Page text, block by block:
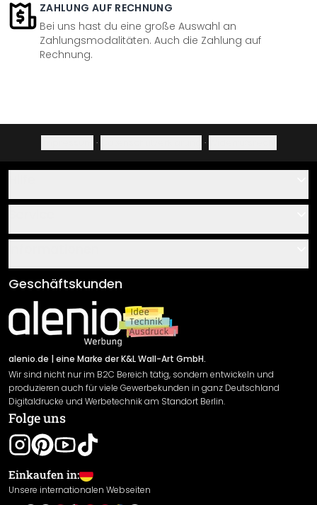
ZAHLUNG AUF RECHNUNG
Bei uns hast du eine große Auswahl an
Zahlungsmodalitäten. Auch die Zahlung auf
Rechnung.
· ·
Über uns
Klebe- und Montageanleitungen
Newsletter An-/Abmeldung
Sendungsverfolgung
AGB
Impressum
Versand & Zahlung
Rücksendung
Widerrufsrecht
Datenschutzerklärung
Gewährleistung
Leistungserklärung / CE-Zeichen
Cookie Einstellungen
Geschäftskunden
alenio.de | eine Marke der K&L Wall-Art GmbH.
Wir sind nicht nur im B2C Bereich tätig, sondern entwickeln und
produzieren auch für viele Gewerbekunden in ganz Deutschland
Digitaldrucke und Werbetechnik am Standort Berlin.
Folge uns
Einkaufen in:
Unsere internationalen Webseiten